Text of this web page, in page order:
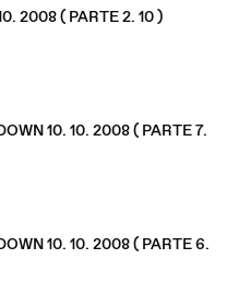
TNA 16. 10. 2008 ( PARTE 2. 10 )
10. 10. 2008 ( PARTE 7.
10. 10. 2008 ( PARTE 6.